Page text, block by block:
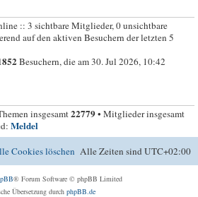
:: 3 sichtbare Mitglieder, 0 unsichtbare
auf den aktiven Besuchern der letzten 5
Besuchern, die am 30. Jul 2026, 10:42
insgesamt22779• Mitglieder insgesamt
Meldel
Alle Zeiten sindUTC+02:00
Cookies löschen
® Forum Software © phpBB Limited
Übersetzung durch phpBB.de